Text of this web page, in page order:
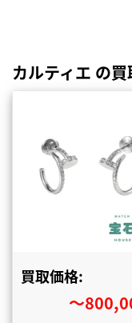
カルティエ の
買取価格:
〜